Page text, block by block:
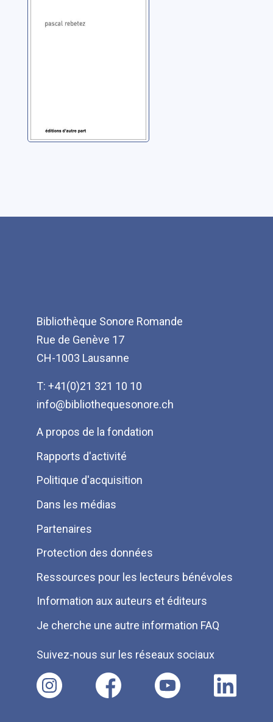
Bibliothèque Sonore Romande
Rue de Genève 17
CH-1003 Lausanne
T: +41(0)21 321 10 10
info@bibliothequesonore.ch
Menu
Pied
de
page
A propos de la fondation
Rapports d'activité
Politique d'acquisition
Dans les médias
Partenaires
Protection des données
Ressources pour les lecteurs bénévoles
Information aux auteurs et éditeurs
Je cherche une autre information FAQ
Suivez-nous sur les réseaux sociaux